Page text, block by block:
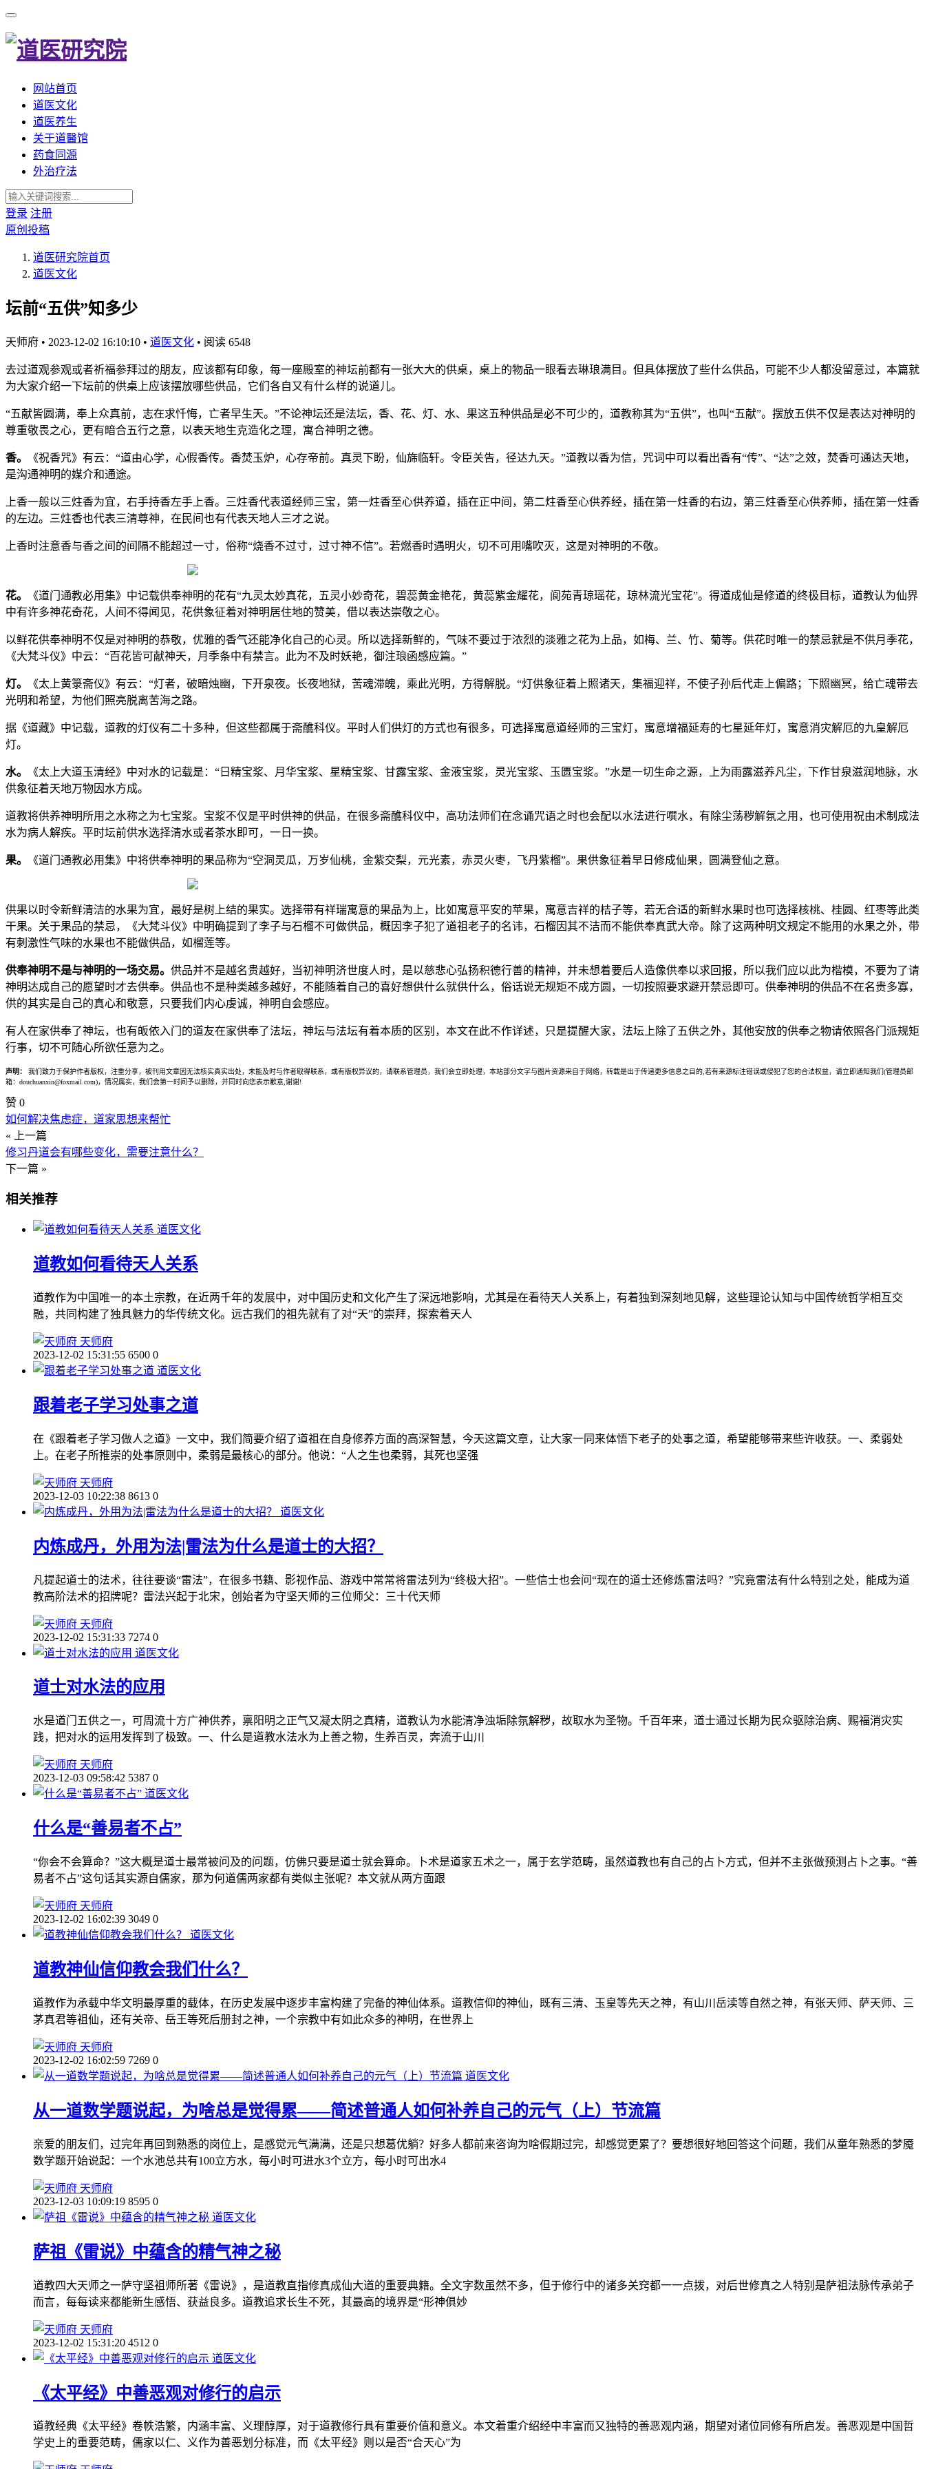
网站首页
道医文化
道医养生
关于道醫馆
药食同源
外治疗法
登录 注册
原创投稿
道医研究院首页
道医文化
坛前“五供”知多少
天师府 • 2023-12-02 16:10:10 • 道医文化 • 阅读 6548
去过道观参观或者祈福参拜过的朋友，应该都有印象，每一座殿室的神坛前都有一张大大的供桌，桌上的物品一眼看去琳琅满目。但具体摆放了些什么供品，可能不少人都没留意过，本篇就
为大家介绍一下坛前的供桌上应该摆放哪些供品，它们各自又有什么样的说道儿。
“五献皆圆满，奉上众真前，志在求忏悔，亡者早生天。”不论神坛还是法坛，香、花、灯、水、果这五种供品是必不可少的，道教称其为“五供”，也叫“五献”。摆放五供不仅是表达对神明的
尊重敬畏之心，更有暗合五行之意，以表天地生克造化之理，寓合神明之德。
香。
《祝香咒》有云：“道由心学，心假香传。香焚玉炉，心存帝前。真灵下盼，仙旆临轩。令臣关告，径达九天。”道教以香为信，咒词中可以看出香有“传”、“达”之效，焚香可通达天地，
是沟通神明的媒介和通途。
上香一般以三炷香为宜，右手持香左手上香。三炷香代表道经师三宝，第一炷香至心供养道，插在正中间，第二炷香至心供养经，插在第一炷香的右边，第三炷香至心供养师，插在第一炷香
的左边。三炷香也代表三清尊神，在民间也有代表天地人三才之说。
上香时注意香与香之间的间隔不能超过一寸，俗称“烧香不过寸，过寸神不信”。若燃香时遇明火，切不可用嘴吹灭，这是对神明的不敬。
花。
《道门通教必用集》中记载供奉神明的花有“九灵太妙真花，五灵小妙奇花，碧蕊黄金艳花，黄蕊紫金耀花，阆苑青琼瑶花，琼林流光宝花”。得道成仙是修道的终极目标，道教认为仙界
中有许多神花奇花，人间不得闻见，花供象征着对神明居住地的赞美，借以表达崇敬之心。
以鲜花供奉神明不仅是对神明的恭敬，优雅的香气还能净化自己的心灵。所以选择新鲜的，气味不要过于浓烈的淡雅之花为上品，如梅、兰、竹、菊等。供花时唯一的禁忌就是不供月季花，
《大梵斗仪》中云：“百花皆可献神天，月季条中有禁言。此为不及时妖艳，御注琅函感应篇。”
灯。
《太上黄箓斋仪》有云：“灯者，破暗烛幽，下开泉夜。长夜地狱，苦魂滞魄，乘此光明，方得解脱。“灯供象征着上照诸天，集福迎祥，不使子孙后代走上偏路；下照幽冥，给亡魂带去
光明和希望，为他们照亮脱离苦海之路。
据《道藏》中记载，道教的灯仪有二十多种，但这些都属于斋醮科仪。平时人们供灯的方式也有很多，可选择寓意道经师的三宝灯，寓意增福延寿的七星延年灯，寓意消灾解厄的九皇解厄
灯。
水。
《太上大道玉清经》中对水的记载是：“日精宝浆、月华宝浆、星精宝浆、甘露宝浆、金液宝浆，灵光宝浆、玉匮宝浆。”水是一切生命之源，上为雨露滋养凡尘，下作甘泉滋润地脉，水
供象征着天地万物因水方成。
道教将供养神明所用之水称之为七宝浆。宝浆不仅是平时供神的供品，在很多斋醮科仪中，高功法师们在念诵咒语之时也会配以水法进行噀水，有除尘荡秽解氛之用，也可使用祝由术制成法
水为病人解疾。平时坛前供水选择清水或者茶水即可，一日一换。
果。 《道门通教必用集》中将供奉神明的果品称为“空洞灵瓜，万岁仙桃，金紫交梨，元光素，赤灵火枣，飞丹紫榴”。果供象征着早日修成仙果，圆满登仙之意。
供果以时令新鲜清洁的水果为宜，最好是树上结的果实。选择带有祥瑞寓意的果品为上，比如寓意平安的苹果，寓意吉祥的桔子等，若无合适的新鲜水果时也可选择核桃、桂圆、红枣等此类
干果。关于果品的禁忌，《大梵斗仪》中明确提到了李子与石榴不可做供品，概因李子犯了道祖老子的名讳，石榴因其不洁而不能供奉真武大帝。除了这两种明文规定不能用的水果之外，带
有刺激性气味的水果也不能做供品，如榴莲等。
供奉神明不是与神明的一场交易。 供品并不是越名贵越好，当初神明济世度人时，是以慈悲心弘扬积德行善的精神，并未想着要后人造像供奉以求回报，所以我们应以此为楷模，不要为了请
神明达成自己的愿望时才去供奉。供品也不是种类越多越好，不能随着自己的喜好想供什么就供什么，俗话说无规矩不成方圆，一切按照要求避开禁忌即可。供奉神明的供品不在名贵多寡，
供的其实是自己的真心和敬意，只要我们内心虔诚，神明自会感应。
有人在家供奉了神坛，也有皈依入门的道友在家供奉了法坛，神坛与法坛有着本质的区别，本文在此不作详述，只是提醒大家，法坛上除了五供之外，其他安放的供奉之物请依照各门派规矩
行事，切不可随心所欲任意为之。
声明：
我们致力于保护作者版权，注重分享，被刊用文章因无法核实真实出处，未能及时与作者取得联系，或有版权异议的，请联系管理员，我们会立即处理，本站部分文字与图片资源来自于网络，转载是出于传递更多信息之目的,若有来源标注错误或侵犯了您的合法权益，请立即通知我们(管理员邮
箱：douchuanxin@foxmail.com)，情况属实，我们会第一时间予以删除，并同时向您表示歉意,谢谢!
赞 0
如何解决焦虑症，道家思想来帮忙
« 上一篇
修习丹道会有哪些变化，需要注意什么？
下一篇 »
相关推荐
道医文化
道教如何看待天人关系
道教作为中国唯一的本土宗教，在近两千年的发展中，对中国历史和文化产生了深远地影响，尤其是在看待天人关系上，有着独到深刻地见解，这些理论认知与中国传统哲学相互交
融，共同构建了独具魅力的华传统文化。远古我们的祖先就有了对“天”的崇拜，探索着天人
天师府
2023-12-02 15:31:55 6500 0
道医文化
跟着老子学习处事之道
在《跟着老子学习做人之道》一文中，我们简要介绍了道祖在自身修养方面的高深智慧，今天这篇文章，让大家一同来体悟下老子的处事之道，希望能够带来些许收获。一、柔弱处
上。在老子所推崇的处事原则中，柔弱是最核心的部分。他说：“人之生也柔弱，其死也坚强
天师府
2023-12-03 10:22:38 8613 0
道医文化
内炼成丹，外用为法|雷法为什么是道士的大招？
凡提起道士的法术，往往要谈“雷法”，在很多书籍、影视作品、游戏中常常将雷法列为“终极大招”。一些信士也会问“现在的道士还修炼雷法吗？”究竟雷法有什么特别之处，能成为道
教高阶法术的招牌呢？雷法兴起于北宋，创始者为守坚天师的三位师父：三十代天师
天师府
2023-12-02 15:31:33 7274 0
道医文化
道士对水法的应用
水是道门五供之一，可周流十方广神供养，禀阳明之正气又凝太阴之真精，道教认为水能清净浊垢除氛解秽，故取水为圣物。千百年来，道士通过长期为民众驱除治病、赐福消灾实
践，把对水的运用发挥到了极致。一、什么是道教水法水为上善之物，生养百灵，奔流于山川
天师府
2023-12-03 09:58:42 5387 0
道医文化
什么是“善易者不占”
“你会不会算命？”这大概是道士最常被问及的问题，仿佛只要是道士就会算命。卜术是道家五术之一，属于玄学范畴，虽然道教也有自己的占卜方式，但并不主张做预测占卜之事。“善
易者不占”这句话其实源自儒家，那为何道儒两家都有类似主张呢？本文就从两方面跟
天师府
2023-12-02 16:02:39 3049 0
道医文化
道教神仙信仰教会我们什么？
道教作为承载中华文明最厚重的载体，在历史发展中逐步丰富构建了完备的神仙体系。道教信仰的神仙，既有三清、玉皇等先天之神，有山川岳渎等自然之神，有张天师、萨天师、三
茅真君等祖仙，还有关帝、岳王等死后册封之神，一个宗教中有如此众多的神明，在世界上
天师府
2023-12-02 16:02:59 7269 0
道医文化
从一道数学题说起，为啥总是觉得累——简述普通人如何补养自己的元气（上）节流篇
亲爱的朋友们，过完年再回到熟悉的岗位上，是感觉元气满满，还是只想葛优躺？好多人都前来咨询为啥假期过完，却感觉更累了？要想很好地回答这个问题，我们从童年熟悉的梦魇
数学题开始说起：一个水池总共有100立方水，每小时可进水3个立方，每小时可出水4
天师府
2023-12-03 10:09:19 8595 0
道医文化
萨祖《雷说》中蕴含的精气神之秘
道教四大天师之一萨守坚祖师所著《雷说》，是道教直指修真成仙大道的重要典籍。全文字数虽然不多，但于修行中的诸多关窍都一一点拨，对后世修真之人特别是萨祖法脉传承弟子
而言，每每读来都能新生感悟、获益良多。道教追求长生不死，其最高的境界是“形神俱妙
天师府
2023-12-02 15:31:20 4512 0
道医文化
《太平经》中善恶观对修行的启示
道教经典《太平经》卷帙浩繁，内涵丰富、义理醇厚，对于道教修行具有重要价值和意义。本文着重介绍经中丰富而又独特的善恶观内涵，期望对诸位同修有所启发。善恶观是中国哲
学史上的重要范畴，儒家以仁、义作为善恶划分标准，而《太平经》则以是否“合天心”为